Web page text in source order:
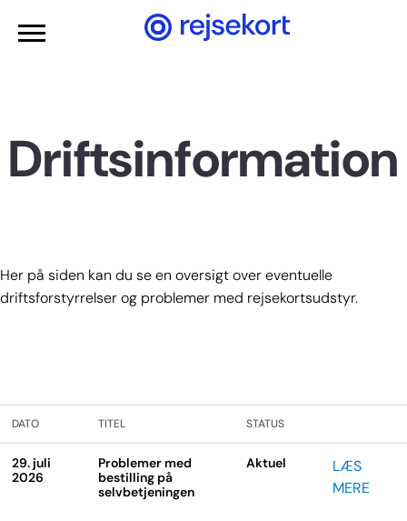
Gå til hovedindhold
Driftsinformation
Her på siden kan du se en oversigt over eventuelle
driftsforstyrrelser og problemer med rejsekortsudstyr.
DATO TITEL STATUS
29. juli
2026
Problemer med
bestilling på
selvbetjeningen
Aktuel
LÆS
MERE